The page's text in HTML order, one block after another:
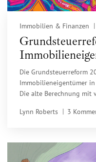
Immobilien & Finanzen
müssen
Die Grundsteuerreform
Immobilieneigentümer
Die alte Berechnung mit
und Ihrer Miete ab. Hier
Lynn Roberts 3